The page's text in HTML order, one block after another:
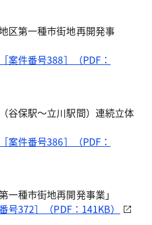
区第一種市街地再開発事
案件番号388］（PDF：
谷保駅～立川駅間）連続立体
案件番号386］（PDF：
一種市街地再開発事業」
372］（PDF：141KB）